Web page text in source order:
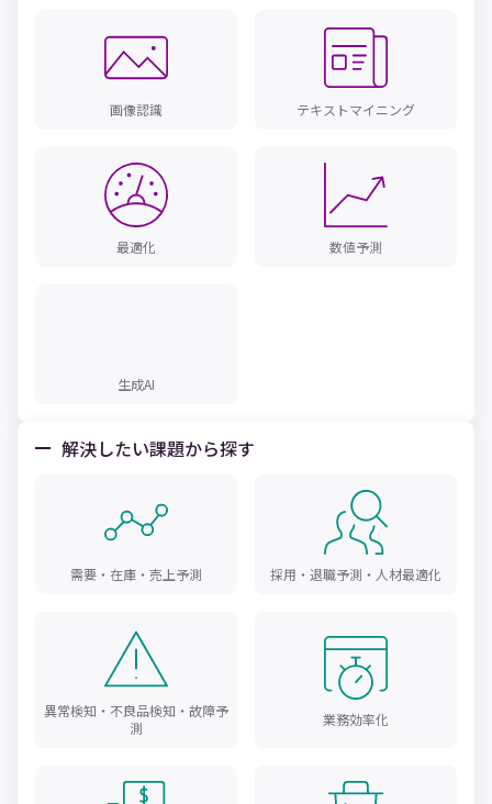
画像認識 テキストマイニング
最適化 数値予測
生成AI
解決したい課題から探す
需要・在庫・売上予測 採用・退職予測・人材最適化
異常検知・不良品検知・故障予
測
業務効率化